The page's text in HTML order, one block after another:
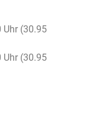
(30.95
(30.95